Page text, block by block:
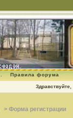
Правила форума
Здравствуйте,
> Форма регистрации